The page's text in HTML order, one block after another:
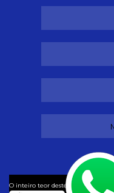
O inteiro teor deste site está